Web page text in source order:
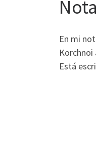
En mi
Korchnoi
Está